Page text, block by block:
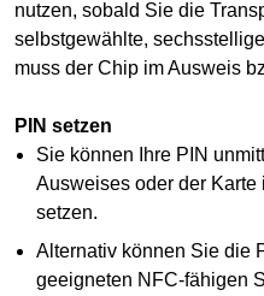
nutzen, sobald Sie die
selbstgewählte,
muss der Chip im Ausweis
PIN setzen
Sie können Ihre PIN
Ausweises oder der
setzen.
Alternativ können Sie die
geeigneten NFC-fähigen